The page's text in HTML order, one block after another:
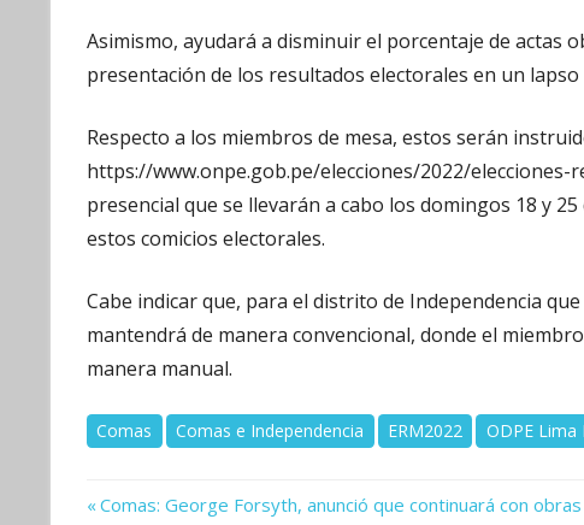
Asimismo, ayudará a disminuir el porcentaje de actas
presentación de los resultados electorales en un
Respecto a los miembros de mesa, estos serán
https://www.onpe.gob.pe/elecciones/2022/
presencial que se llevarán a cabo los domingos 18 y
estos comicios electorales.
Cabe indicar que, para el distrito de Independencia
mantendrá de manera convencional, donde el
manera manual.
Comas Comas e Independencia ERM2022 ODPE
Navegación
Previous
Comas: George Forsyth, anunció que continuará con